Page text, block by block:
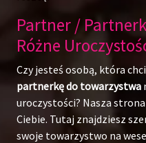
Partner /
Różne
Czy jesteś osobą, która
partnerkę do towarzystwa
uroczystości? Nasza
Ciebie. Tutaj znajdziesz
swoje towarzystwo na